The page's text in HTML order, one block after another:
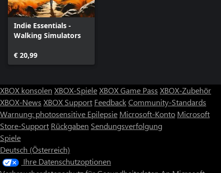
Indie Essentials -
Walking Simulators
€ 20,99
XBOX konsolen XBOX-SpieleXBOX Game Pass XBOX-Zubehör
XBOX-News XBOX Support FeedbackCommunity-Standards
Warnung: photosensitive Epilepsie Microsoft-Konto Microsoft
Store-Support Rückgaben Sendungsverfolgung
Spiele
Deutsch (Österreich)
Ihre Datenschutzoptionen